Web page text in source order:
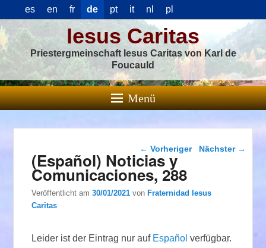
es en fr de pt it nl pl
Iesus Caritas
Priestergmeinschaft Iesus Caritas von Karl de
Foucauld
Menü
Beitragsnavigation
← Vorheriger Nächster →
(Español) Noticias y
Comunicaciones, 288
Veröffentlicht am30/01/2021 vonFraternidad Iesus
Caritas
Leider ist der Eintrag nur auf Español verfügbar.